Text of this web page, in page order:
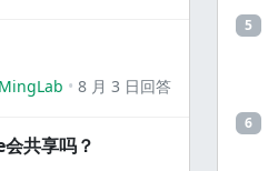
MingLab 8 月 3 日回答
共享吗？
5
6